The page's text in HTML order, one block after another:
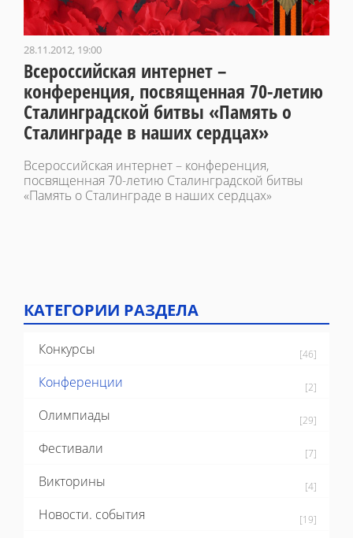
28.11.2012, 19:00
Всероссийская интернет –
конференция, посвященная 70-летию
Сталинградской битвы «Память о
Сталинграде в наших сердцах»
Всероссийская интернет – конференция,
посвященная 70-летию Сталинградской битвы
«Память о Сталинграде в наших сердцах»
КАТЕГОРИИ РАЗДЕЛА
Конкурсы [46]
Конференции [2]
Олимпиады [29]
Фестивали [7]
Викторины [4]
Новости. события [19]